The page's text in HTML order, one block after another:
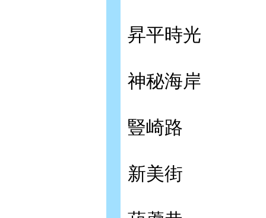
昇平時光
神秘海岸
豎崎路
新美街